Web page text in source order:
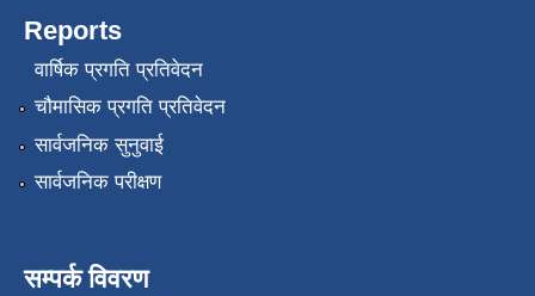
Reports
वार्षिक प्रगति प्रतिवेदन
चौमासिक प्रगति प्रतिवेदन
सार्वजनिक सुनुवाई
सार्वजनिक परीक्षण
सम्पर्क विवरण